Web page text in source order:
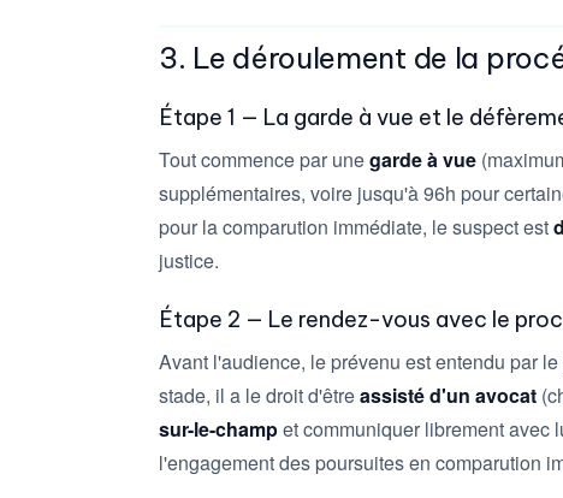
3. Le déroulement de la
Étape 1 — La garde à vue et le
Tout commence par unegarde à vue
supplémentaires, voire jusqu'à 96h pour
pour la comparution immédiate, le suspect est
justice.
Étape 2 — Le rendez-vous avec le
Avant l'audience, le prévenu est entendu par le
stade, il a le droit d'êtreassisté d'un avocat
sur-le-champet communiquer librement avec
l'engagement des poursuites en comparution